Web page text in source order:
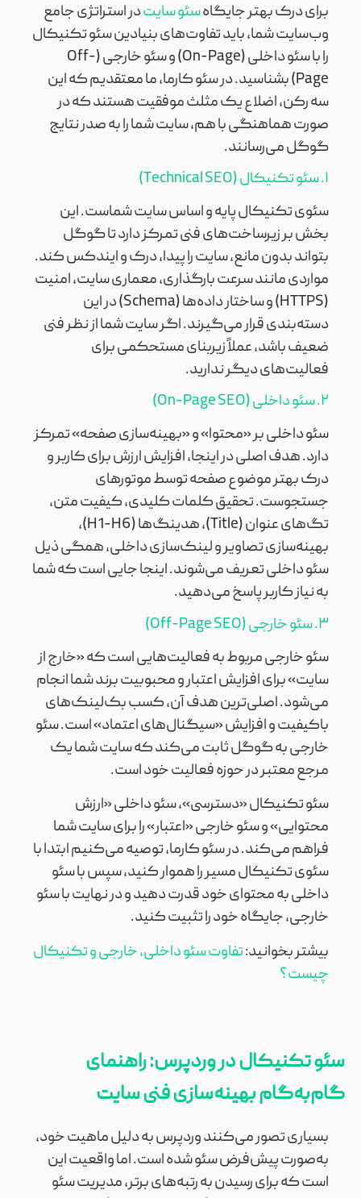
برای درک بهتر جایگاهسئو سایتدر استراتژی جامع
وب‌سایت شما، باید تفاوت‌های بنیادین سئو تکنیکال
را با سئو داخلی (On-Page) و سئو خارجی (Off-
Page) بشناسید. در سئو کارما، ما معتقدیم که این
سه رکن، اضلاع یک مثلث موفقیت هستند که در
صورت هماهنگی با هم، سایت شما را به صدر نتایج
گوگل می‌رسانند.
۱. سئو تکنیکال (Technical SEO)
سئوی تکنیکال پایه و اساس سایت شماست. این
بخش بر زیرساخت‌های فنی تمرکز دارد تا گوگل
بتواند بدون مانع، سایت را پیدا، درک و ایندکس کند.
مواردی مانند سرعت بارگذاری، معماری سایت، امنیت
(HTTPS) و ساختار داده‌ها (Schema) در این
دسته‌بندی قرار می‌گیرند. اگر سایت شما از نظر فنی
ضعیف باشد، عملاً زیربنای مستحکمی برای
فعالیت‌های دیگر ندارید.
۲. سئو داخلی (On-Page SEO)
سئو داخلی بر «محتوا» و «بهینه‌سازی صفحه» تمرکز
دارد. هدف اصلی در اینجا، افزایش ارزش برای کاربر و
درک بهتر موضوع صفحه توسط موتورهای
جستجوست. تحقیق کلمات کلیدی، کیفیت متن،
تگ‌های عنوان (Title)، هدینگ‌ها (H1-H6)،
بهینه‌سازی تصاویر و لینک‌سازی داخلی، همگی ذیل
سئو داخلی تعریف می‌شوند. اینجا جایی است که شما
به نیاز کاربر پاسخ می‌دهید.
۳. سئو خارجی (Off-Page SEO)
سئو خارجی مربوط به فعالیت‌هایی است که «خارج از
سایت» برای افزایش اعتبار و محبوبیت برند شما انجام
می‌شود. اصلی‌ترین هدف آن، کسب بک‌لینک‌های
باکیفیت و افزایش «سیگنال‌های اعتماد» است. سئو
خارجی به گوگل ثابت می‌کند که سایت شما یک
مرجع معتبر در حوزه فعالیت خود است.
سئو تکنیکال «دسترسی»، سئو داخلی «ارزش
محتوایی» و سئو خارجی «اعتبار» را برای سایت شما
فراهم می‌کند. در سئو کارما، توصیه می‌کنیم ابتدا با
سئوی تکنیکال مسیر را هموار کنید، سپس با سئو
داخلی به محتوای خود قدرت دهید و در نهایت با سئو
خارجی، جایگاه خود را تثبیت کنید.
بیشتر بخوانید:تفاوت سئو داخلی، خارجی و تکنیکال
چیست؟
سئو تکنیکال در وردپرس: راهنمای
گام‌به‌گام بهینه‌سازی فنی سایت
بسیاری تصور می‌کنند وردپرس به دلیل ماهیت خود،
به‌صورت پیش‌فرض سئو شده است. اما واقعیت این
است که برای رسیدن به رتبه‌های برتر، مدیریت سئو